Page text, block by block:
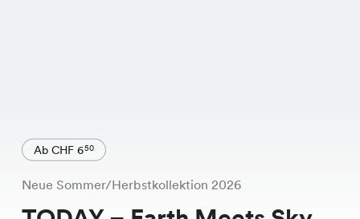
Ab CHF 650
Neue Sommer/Herbstkollektion 2026